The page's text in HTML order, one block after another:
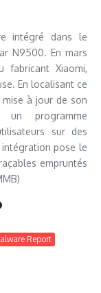
intégré dans le
N9500. En mars
fabricant Xiaomi,
En localisant ce
à jour de son
un programme
sur des
pose le
empruntés
Report